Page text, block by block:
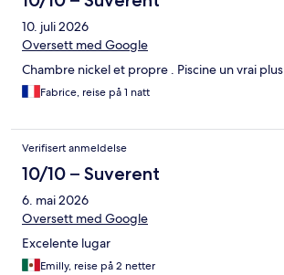
10. juli 2026
Oversett med Google
Chambre nickel et propre . Piscine un vrai plus
Fabrice, reise på 1 natt
Verifisert anmeldelse
10/10 – Suverent
6. mai 2026
Oversett med Google
Excelente lugar
Emilly, reise på 2 netter